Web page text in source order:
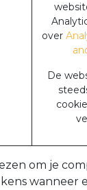
over
De
om je
wanneer